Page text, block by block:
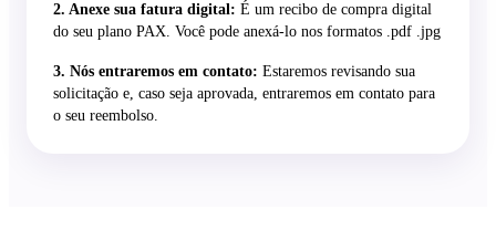
2. Anexe sua fatura digital: É um recibo de compra digital
do seu plano PAX. Você pode anexá-lo nos formatos .pdf .jpg
3. Nós entraremos em contato: Estaremos revisando sua
solicitação e, caso seja aprovada, entraremos em contato para
o seu reembolso.